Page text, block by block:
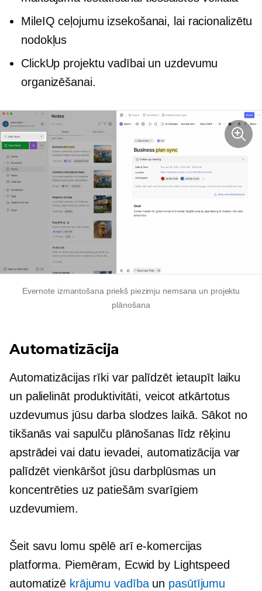
MileIQ ceļojumu izsekošanai, lai racionalizētu
nodokļus
ClickUp projektu vadībai un uzdevumu
organizēšanai.
Evernote izmantošana priekš piezimju nemsana un projektu
plānošana
Automatizācija
Automatizācijas rīki var palīdzēt ietaupīt laiku
un palielināt produktivitāti, veicot atkārtotus
uzdevumus jūsu darba slodzes laikā. Sākot no
tikšanās vai sapulču plānošanas līdz rēķinu
apstrādei vai datu ievadei, automatizācija var
palīdzēt vienkāršot jūsu darbplūsmas un
koncentrēties uz patiešām svarīgiem
uzdevumiem.
Šeit savu lomu spēlē arī e-komercijas
platforma. Piemēram, Ecwid by Lightspeed
automatizē krājumu vadībaun pasūtījumu